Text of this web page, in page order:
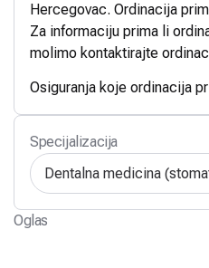
Hercegovac. Ordinacija
Za informaciju prima li
molimo kontaktirajte
Osiguranja koje ordinacija
Specijalizacija
Dentalna medicina
Oglas